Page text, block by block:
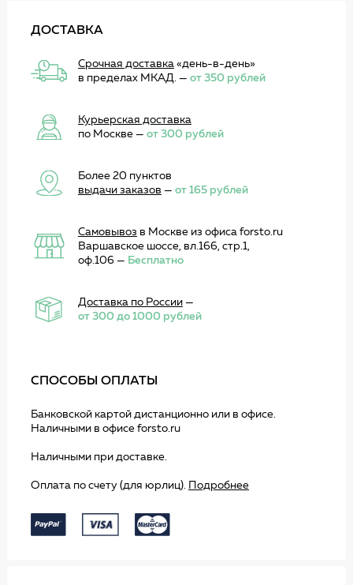
ДОСТАВКА
Срочная доставка«день-в-день»
в пределах МКАД. — от 350 рублей
Курьерская доставка
по Москве — от 300 рублей
Более 20 пунктов
выдачи заказов — от 165 рублей
Самовывоз в Москве из офиса forsto.ru
Варшавское шоссе, вл.166, стр.1,
оф.106 — Бесплатно
Доставка по России—
от 300 до 1000 рублей
СПОСОБЫ ОПЛАТЫ
Банковской картой дистанционно или в офисе.
Наличными в офисе forsto.ru
Наличными при доставке.
Оплата по счету (для юрлиц). Подробнее